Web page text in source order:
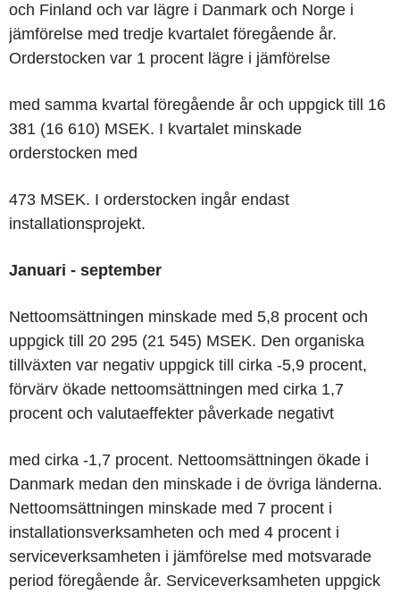
och Finland och var lägre i Danmark och Norge i
jämförelse med tredje kvartalet föregående år.
Orderstocken var 1 procent lägre i jämförelse
med samma kvartal föregående år och uppgick till 16
381 (16 610) MSEK. I kvartalet minskade
orderstocken med
473 MSEK. I orderstocken ingår endast
installationsprojekt.
Januari - september
Nettoomsättningen minskade med 5,8 procent och
uppgick till 20 295 (21 545) MSEK. Den organiska
tillväxten var negativ uppgick till cirka -5,9 procent,
förvärv ökade nettoomsättningen med cirka 1,7
procent och valutaeffekter påverkade negativt
med cirka -1,7 procent. Nettoomsättningen ökade i
Danmark medan den minskade i de övriga länderna.
Nettoomsättningen minskade med 7 procent i
installationsverksamheten och med 4 procent i
serviceverksamheten i jämförelse med motsvarade
period föregående år. Serviceverksamheten uppgick